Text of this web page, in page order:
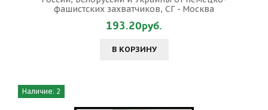
фашистских захватчиков, СГ - Москва
193.20руб.
В КОРЗИНУ
Наличие: 2